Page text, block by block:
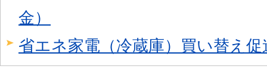
金）
省エネ家電（冷蔵庫）買い替え促